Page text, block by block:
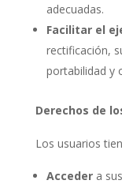
adecuadas.
Facilitar el
rectificación,
portabilidad y
Derechos de
Los usuarios
Accedera